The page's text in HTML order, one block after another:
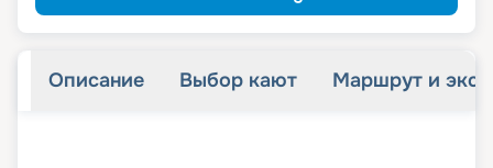
Описание Выбор кают Маршрут и